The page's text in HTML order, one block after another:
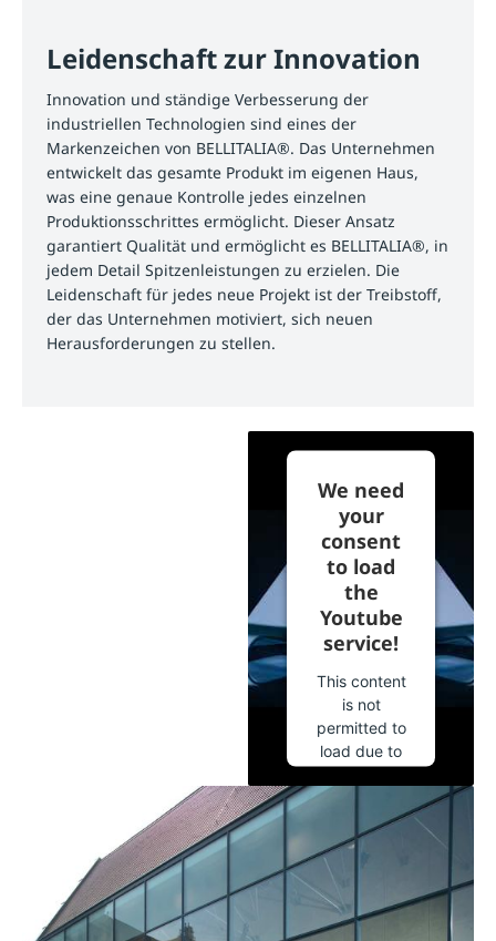
Leidenschaft zur Innovation
Innovation und ständige Verbesserung der
industriellen Technologien sind eines der
Markenzeichen von BELLITALIA®. Das Unternehmen
entwickelt das gesamte Produkt im eigenen Haus,
was eine genaue Kontrolle jedes einzelnen
Produktionsschrittes ermöglicht. Dieser Ansatz
garantiert Qualität und ermöglicht es BELLITALIA®, in
jedem Detail Spitzenleistungen zu erzielen. Die
Leidenschaft für jedes neue Projekt ist der Treibstoff,
der das Unternehmen motiviert, sich neuen
Herausforderungen zu stellen.
We need
your
consent
to load
the
Youtube
service!
This content
is not
permitted to
load due to
disclosed to
the visitor.
The website
owner needs
to setup the